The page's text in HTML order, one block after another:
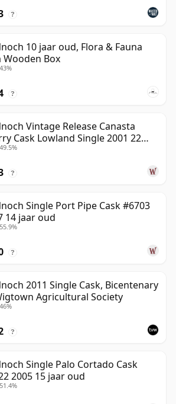
?
10 jaar oud, Flora & Fauna
Box
?
Vintage Release Canasta
Cask Lowland Single 2001 22
?
Single Port Pipe Cask #6703
14 jaar oud
?
2011 Single Cask, Bicentenary
Agricultural Society
?
Single Palo Cortado Cask
2005 15 jaar oud